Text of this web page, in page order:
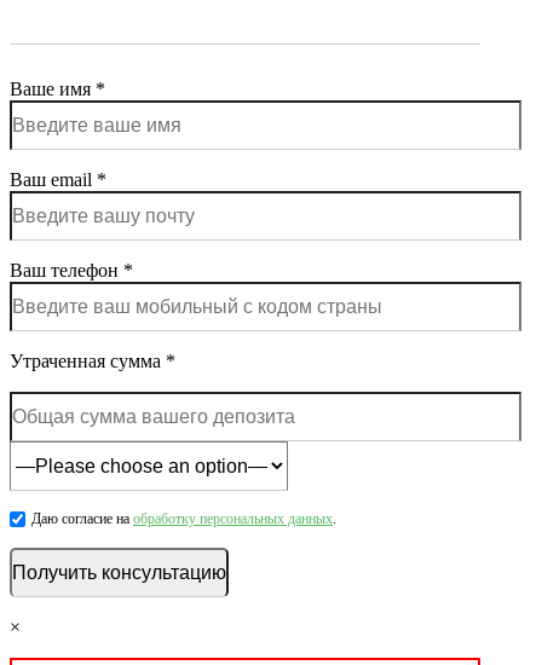
Ваше имя *
Ваш email *
Ваш телефон *
Утраченная сумма *
Даю согласие на обработку персональных данных.
×